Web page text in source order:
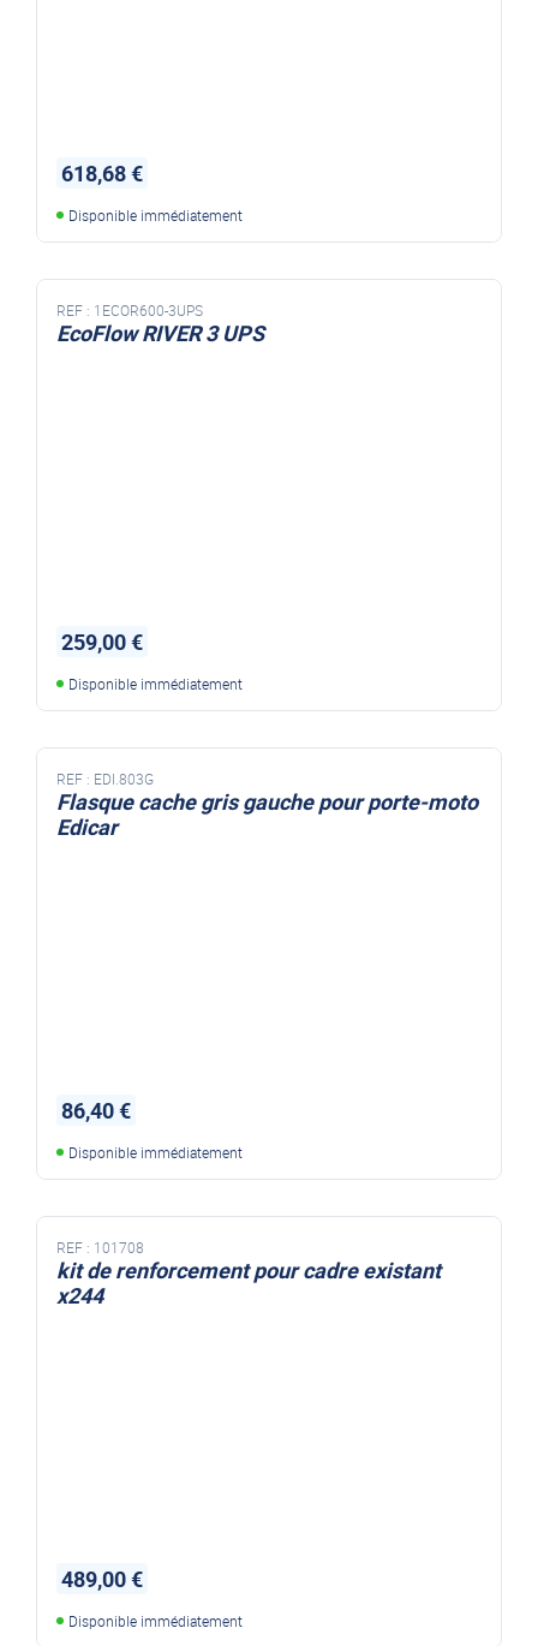
618,68 €
Disponible immédiatement
REF : 1ECOR600-3UPS
EcoFlow RIVER 3 UPS
259,00 €
Disponible immédiatement
REF : EDI.803G
Flasque cache gris gauche pour porte-moto
Edicar
86,40 €
Disponible immédiatement
REF : 101708
kit de renforcement pour cadre existant
x244
489,00 €
Disponible immédiatement